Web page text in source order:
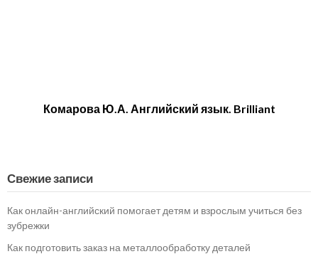
Комарова Ю.А. Английский язык. Brilliant
Свежие записи
Как онлайн-английский помогает детям и взрослым учиться без
зубрежки
Как подготовить заказ на металлообработку деталей